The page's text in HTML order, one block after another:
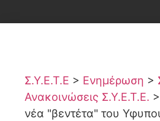
Σ.Υ.Ε.Τ.Ε > Ενημέρωση >
Ανακοινώσεις Σ.Υ.Ε.Τ.Ε. >
νέα "βεντέτα" του